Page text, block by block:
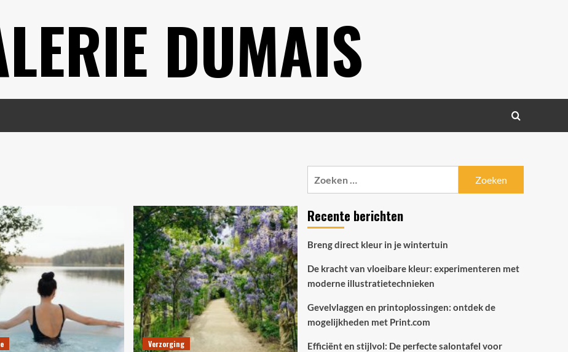
DUMAIS
Verzorging
Recente berichten
Breng direct kleur in je wintertuin
De kracht van vloeibare kleur: experimenteren met
moderne illustratietechnieken
Gevelvlaggen en printoplossingen: ontdek de
mogelijkheden met Print.com
Efficiënt en stijlvol: De perfecte salontafel voor